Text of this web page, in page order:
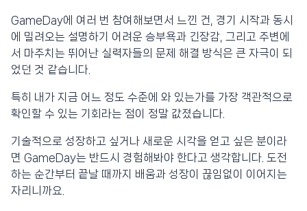
GameDay에 여러 번 참여해보면서 느낀 건, 경기 시작과 동시
에 밀려오는 설명하기 어려운 승부욕과 긴장감, 그리고 주변에
서 마주치는 뛰어난 실력자들의 문제 해결 방식은 큰 자극이 되
었던 것 같습니다.
특히 내가 지금 어느 정도 수준에 와 있는가를 가장 객관적으로
확인할 수 있는 기회라는 점이 정말 값졌습니다.
기술적으로 성장하고 싶거나 새로운 시각을 얻고 싶은 분이라
면 GameDay는 반드시 경험해봐야 한다고 생각합니다. 도전
하는 순간부터 끝날 때까지 배움과 성장이 끊임없이 이어지는
자리니까요.